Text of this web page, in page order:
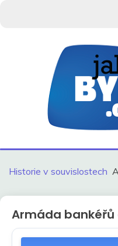
Historie v souvislostech
Armáda bankéřů